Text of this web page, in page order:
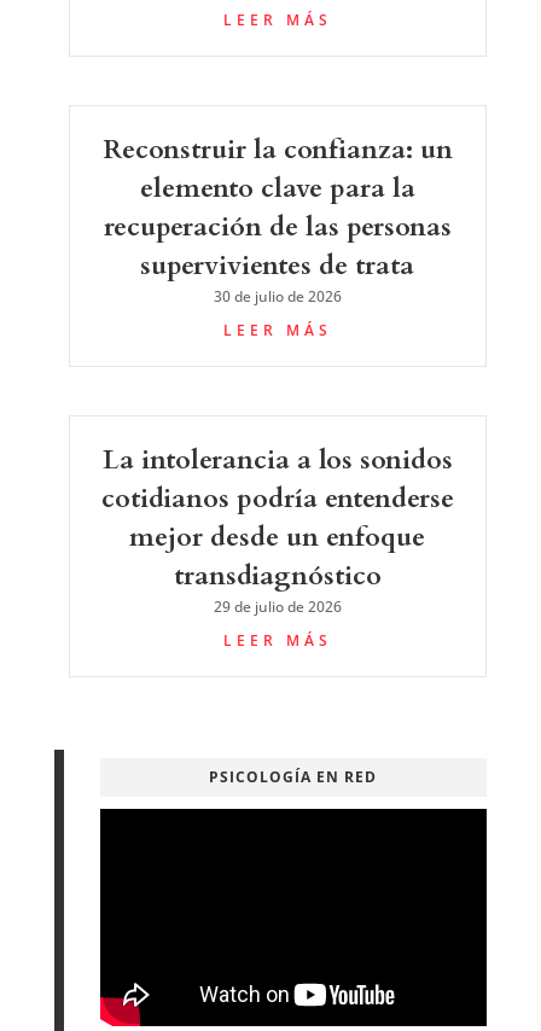
LEER MÁS
Reconstruir la confianza: un
elemento clave para la
recuperación de las personas
supervivientes de trata
30 de julio de 2026
LEER MÁS
La intolerancia a los sonidos
cotidianos podría entenderse
mejor desde un enfoque
transdiagnóstico
29 de julio de 2026
LEER MÁS
PSICOLOGÍA EN RED